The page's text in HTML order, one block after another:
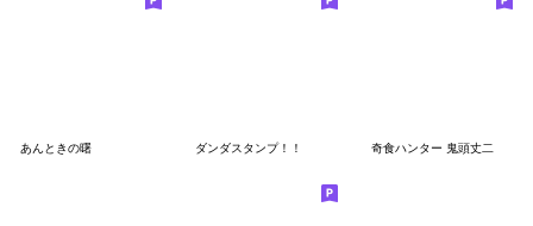
あんときの曙 ダンダスタンプ！！ 奇食ハンター 鬼頭丈二